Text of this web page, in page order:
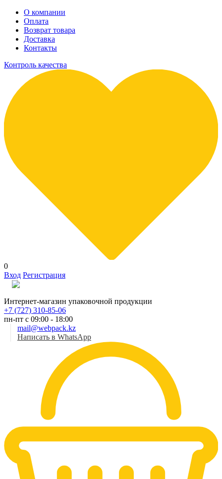
О компании
Оплата
Возврат товара
Доставка
Контакты
Контроль качества
0
Вход Регистрация
Интернет-магазин упаковочной продукции
+7 (727) 310-85-06
пн-пт с 09:00 - 18:00
mail@webpack.kz
Написать в WhatsApp